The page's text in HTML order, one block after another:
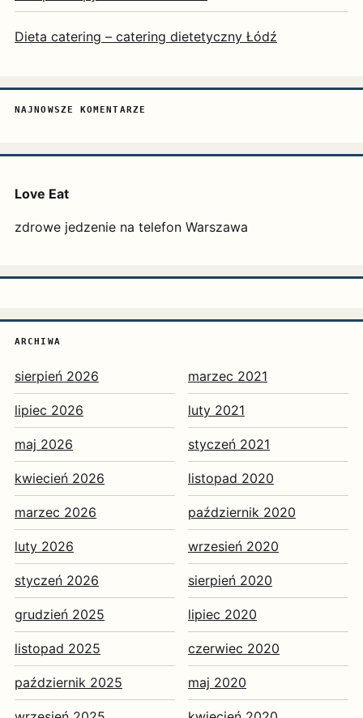
Dieta catering – catering dietetyczny Łódź
NAJNOWSZE KOMENTARZE
Love Eat
zdrowe jedzenie na telefon Warszawa
ARCHIWA
sierpień 2026
lipiec 2026
maj 2026
kwiecień 2026
marzec 2026
luty 2026
styczeń 2026
grudzień 2025
listopad 2025
październik 2025
marzec 2021
luty 2021
styczeń 2021
listopad 2020
październik 2020
wrzesień 2020
sierpień 2020
lipiec 2020
czerwiec 2020
maj 2020